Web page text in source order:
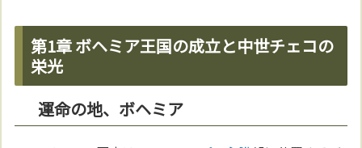
第1章 ボヘミア王国の成立と中世チェコの
栄光
運命の地、ボヘミア